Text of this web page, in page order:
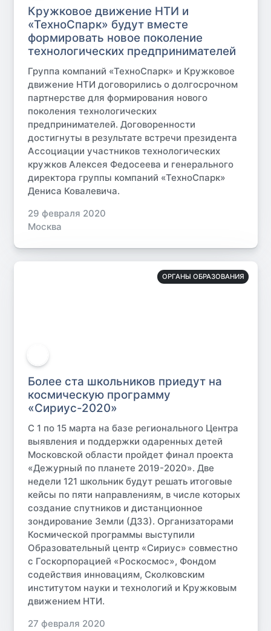
Кружковое движение НТИ и
«ТехноСпарк» будут вместе
формировать новое поколение
технологических предпринимателей
Группа компаний «ТехноСпарк» и Кружковое
движение НТИ договорились о долгосрочном
партнерстве для формирования нового
поколения технологических
предпринимателей. Договоренности
достигнуты в результате встречи президента
Ассоциации участников технологических
кружков Алексея Федосеева и генерального
директора группы компаний «ТехноСпарк»
Дениса Ковалевича.
29 февраля 2020
Москва
ОРГАНЫ ОБРАЗОВАНИЯ
Более ста школьников приедут на
космическую программу
«Сириус-2020»
С 1 по 15 марта на базе регионального Центра
выявления и поддержки одаренных детей
Московской области пройдет финал проекта
«Дежурный по планете 2019-2020». Две
недели 121 школьник будут решать итоговые
кейсы по пяти направлениям, в числе которых
создание спутников и дистанционное
зондирование Земли (ДЗЗ). Организаторами
Космической программы выступили
Образовательный центр «Сириус» совместно
с Госкорпорацией «Роскосмос», Фондом
содействия инновациям, Сколковским
институтом науки и технологий и Кружковым
движением НТИ.
27 февраля 2020